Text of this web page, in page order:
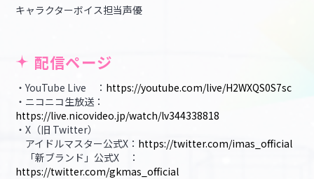
キャラクターボイス担当声優
配信ページ
・YouTube Live ： https://youtube.com/live/H2WXQS0S7sc
・ニコニコ生放送：
https://live.nicovideo.jp/watch/lv344338818
・X（旧 Twitter）
アイドルマスター公式X： https://twitter.com/imas_official
「新ブランド」公式X ：
https://twitter.com/gkmas_official